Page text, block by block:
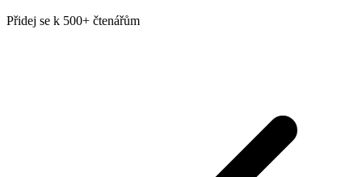
Přidej se k 500+ čtenářům